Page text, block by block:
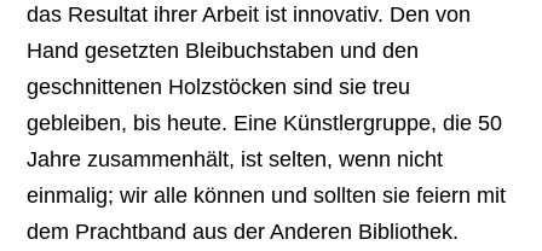
das Resultat ihrer Arbeit ist innovativ. Den von
Hand gesetzten Bleibuchstaben und den
geschnittenen Holzstöcken sind sie treu
gebleiben, bis heute. Eine Künstlergruppe, die 50
Jahre zusammenhält, ist selten, wenn nicht
einmalig; wir alle können und sollten sie feiern mit
dem Prachtband aus der Anderen Bibliothek.